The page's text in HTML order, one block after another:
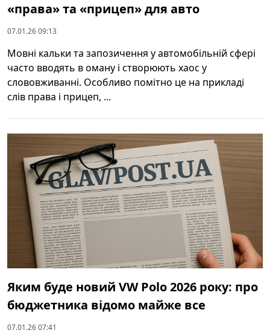
«права» та «прицеп» для авто
07.01.26 09:13
Мовні кальки та запозичення у автомобільній сфері
часто вводять в оману і створюють хаос у
слововживанні. Особливо помітно це на прикладі
слів права і прицеп, ...
Яким буде новий VW Polo 2026 року: про
бюджетника відомо майже все
07.01.26 07:41